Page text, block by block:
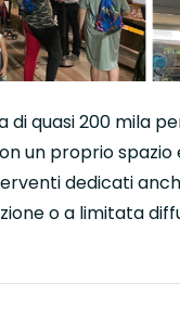
di quasi 200 mila
un proprio
dedicati
o a limitata